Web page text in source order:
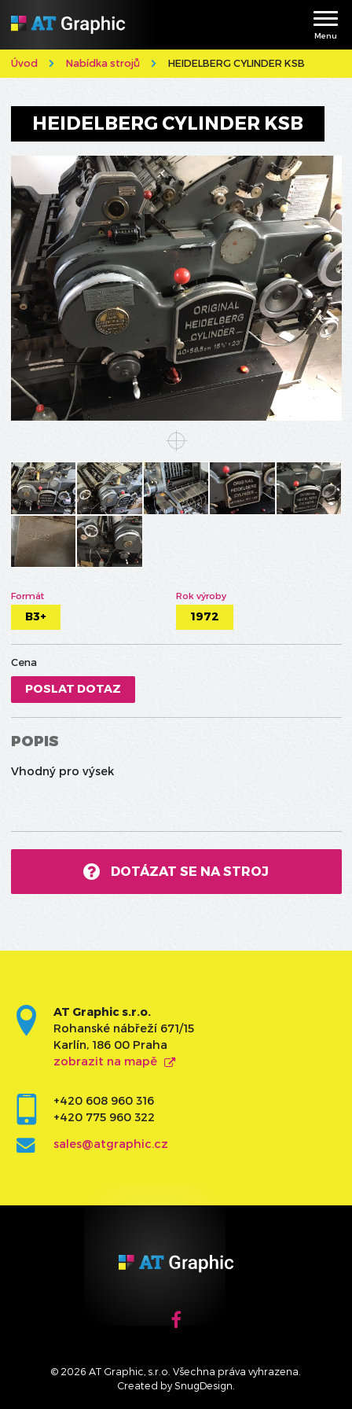
Menu
Úvod Nabídka strojů HEIDELBERG CYLINDER KSB
HEIDELBERG CYLINDER KSB
Formát
B3+
Rok výroby
1972
Cena
POSLAT DOTAZ
POPIS
Vhodný pro výsek
DOTÁZAT SE NA STROJ
AT Graphic s.r.o.
Rohanské nábřeží 671/15
Karlín, 186 00 Praha
zobrazit na mapě
+420 608 960 316
+420 775 960 322
sales@atgraphic.cz
© 2026 AT Graphic, s.r.o. Všechna práva vyhrazena.
Created by SnugDesign